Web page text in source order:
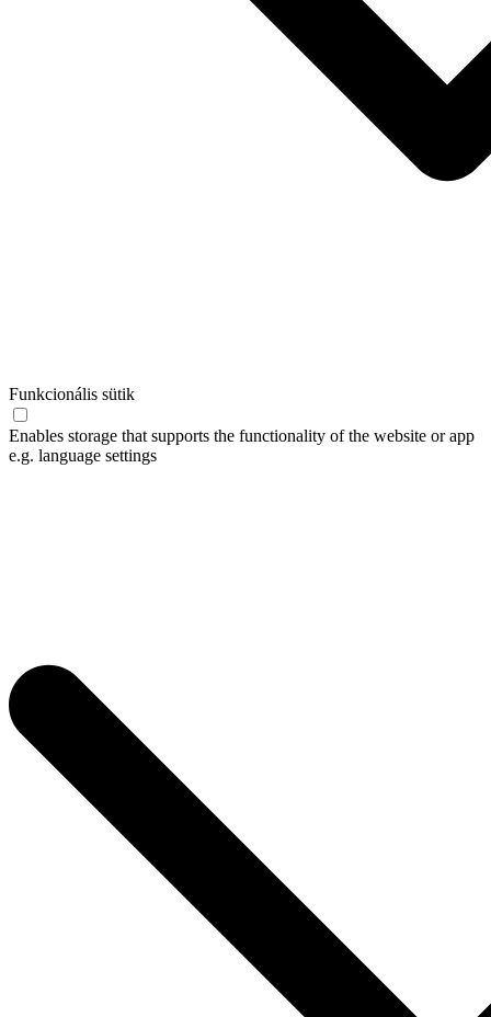
Funkcionális sütik
Enables storage that supports the functionality of the website or app
e.g. language settings